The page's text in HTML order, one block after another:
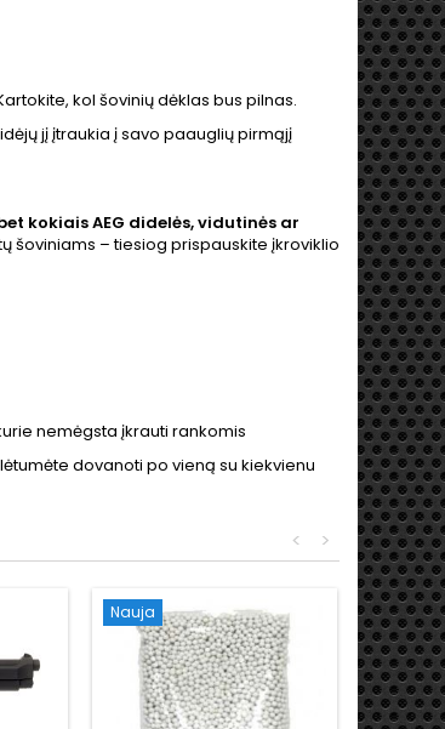
kol šovinių dėklas bus pilnas.
jį įtraukia į savo paauglių pirmąjį
kokiais AEG didelės, vidutinės ar
šoviniams – tiesiog prispauskite įkroviklio
nemėgsta įkrauti rankomis
dovanoti po vieną su kiekvienu
>
<
Nauja